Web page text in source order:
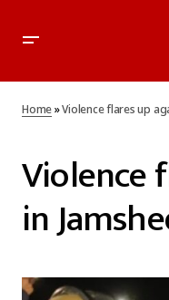
Home»Violence flares up
Violence
in